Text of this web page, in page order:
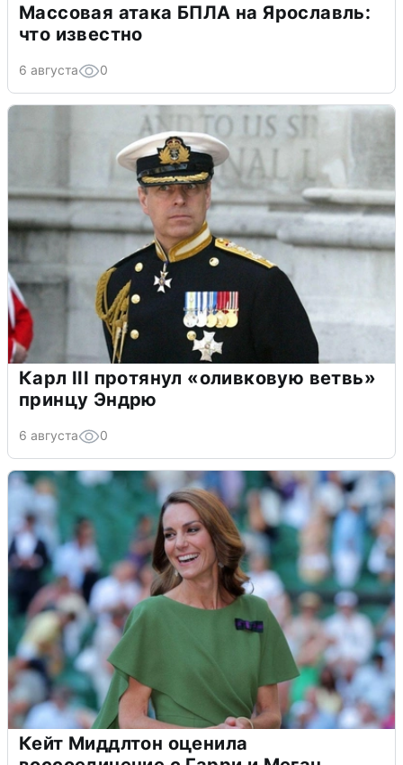
Массовая атака БПЛА на Ярославль:
что известно
6 августа 0
Карл III протянул «оливковую ветвь»
принцу Эндрю
6 августа 0
Кейт Миддлтон оценила